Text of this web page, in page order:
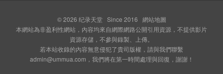
© 2026 纪录天堂Since 2016 網站地圖
本網站為非盈利性網站，內容均來自網際網路公開引用資源，不提供影片
資源存儲，不參與錄製、上傳。
若本站收錄的內容無意侵犯了貴司版權，請與我們聯繫
admin@ummua.com，我們將在第一時間處理與回復，謝謝！